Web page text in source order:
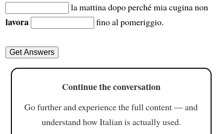
la mattina dopo perché mia cugina non
lavora fino al pomeriggio.
Continue the conversation
Go further and experience the full content — and
understand how Italian is actually used.